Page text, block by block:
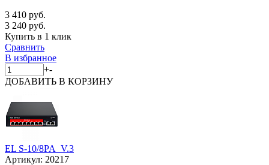
3 410 руб.
3 240 руб.
Купить в 1 клик
Сравнить
В избранное
+-
ДОБАВИТЬ В КОРЗИНУ
EL S-10/8PA_V.3
Артикул: 20217